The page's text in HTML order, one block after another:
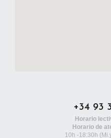
+34 93
Horario
Horario de
10h -18:30h